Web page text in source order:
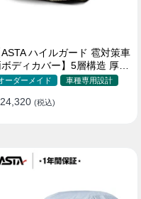
ASTA ハイルガード 雹対策車
ディカバー】5層構造 厚手
ダーメイド 凍結防止 防雪
バー
ーダーメイド 車種専用設計
(税込)